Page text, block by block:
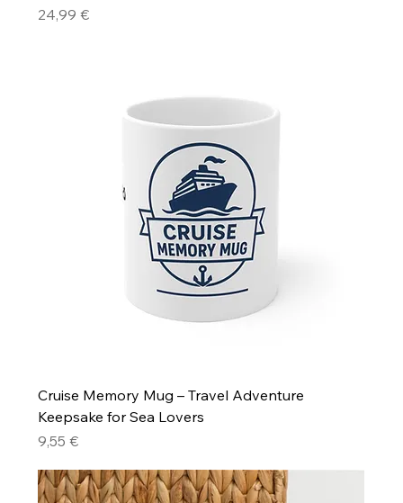
Precio
24,99 €
Cruise Memory Mug – Travel Adventure
Keepsake for Sea Lovers
Precio
9,55 €